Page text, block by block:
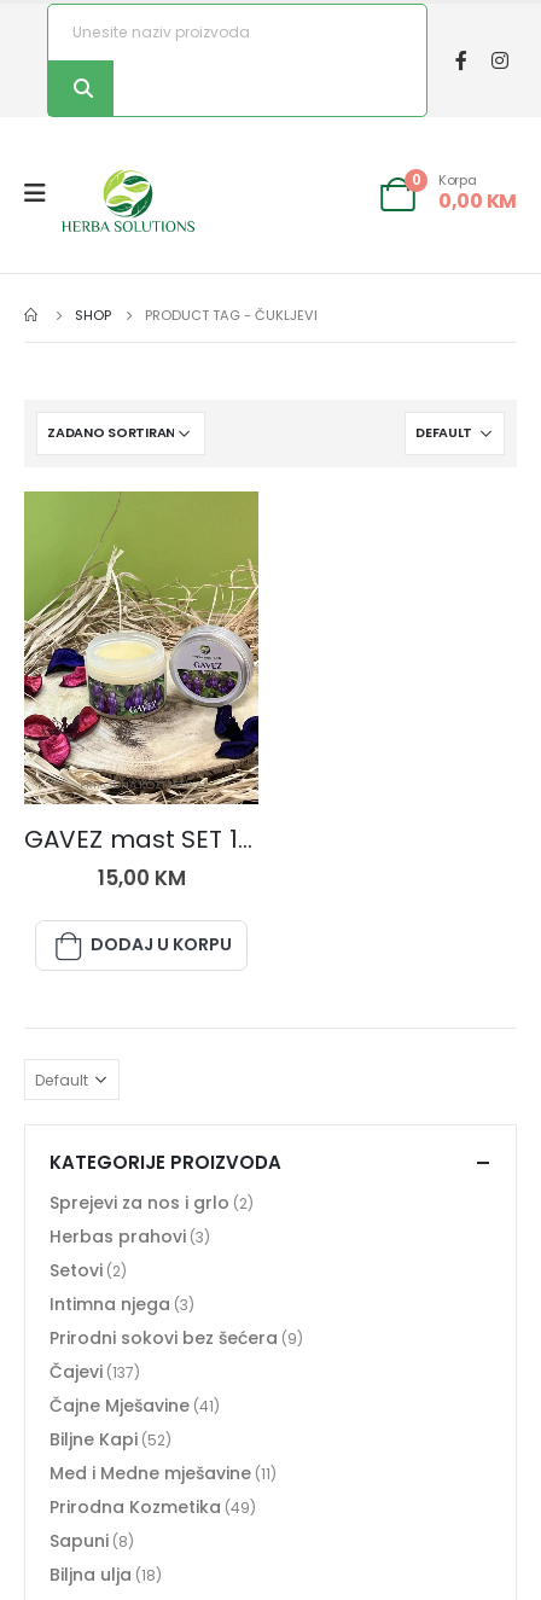
0 Korpa
0,00 KM
SHOP PRODUCT TAG - ČUKLJEVI
PRIRODNA KOZMETIKA
GAVEZ mast SET 1+1 (dvije kutije)
15,00 KM
DODAJ U KORPU
KATEGORIJE PROIZVODA
Sprejevi za nos i grlo (2)
Herbas prahovi (3)
Setovi (2)
Intimna njega (3)
Prirodni sokovi bez šećera (9)
Čajevi (137)
Čajne Mješavine (41)
Biljne Kapi (52)
Med i Medne mješavine (11)
Prirodna Kozmetika (49)
Sapuni (8)
Biljna ulja (18)